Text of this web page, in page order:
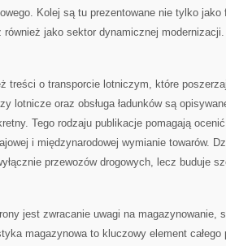
Kolej są tu prezentowane nie tylko jako
również jako sektor dynamicznej modernizacji.
treści o transporcie lotniczym, które
lotnicze oraz obsługa ładunków są
Tego rodzaju publikacje pomagają
i międzynarodowej wymianie towarów.
przewozów drogowych, lecz buduje
jest zwracanie uwagi na magazynowanie,
magazynowa to kluczowy element całego